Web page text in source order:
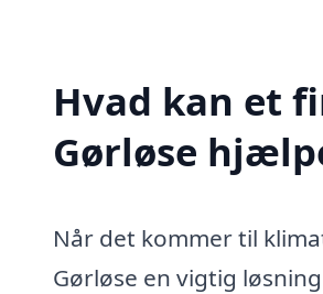
Hvad kan et
Gørløse
Når det kommer til
Gørløse en vigtig